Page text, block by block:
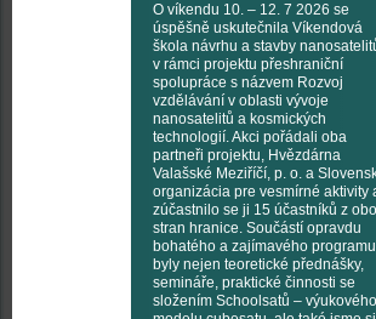
O víkendu 10. – 12. 7 2026 se
úspěšně uskutečnila Víkendová
škola návrhu a stavby
v rámci projektu přeshraniční
spolupráce s názvem Rozvoj
vzdělávání v oblasti vývoje
nanosatelitů a kosmických
technologií. Akci pořádali oba
partneři projektu, Hvězdárna
Valašské Meziříčí, p. o. a
organizácia pre vesmírné aktivity
zúčastnilo se ji 15 účastníků z
stran hranice. Součástí opravdu
bohatého a zajímavého programu
byly nejen teoretické přednášky,
semináře, praktické činnosti se
složením Schoolsatů – výukového